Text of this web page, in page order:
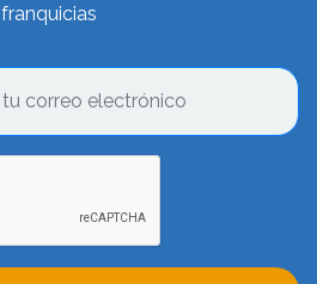
franquicias